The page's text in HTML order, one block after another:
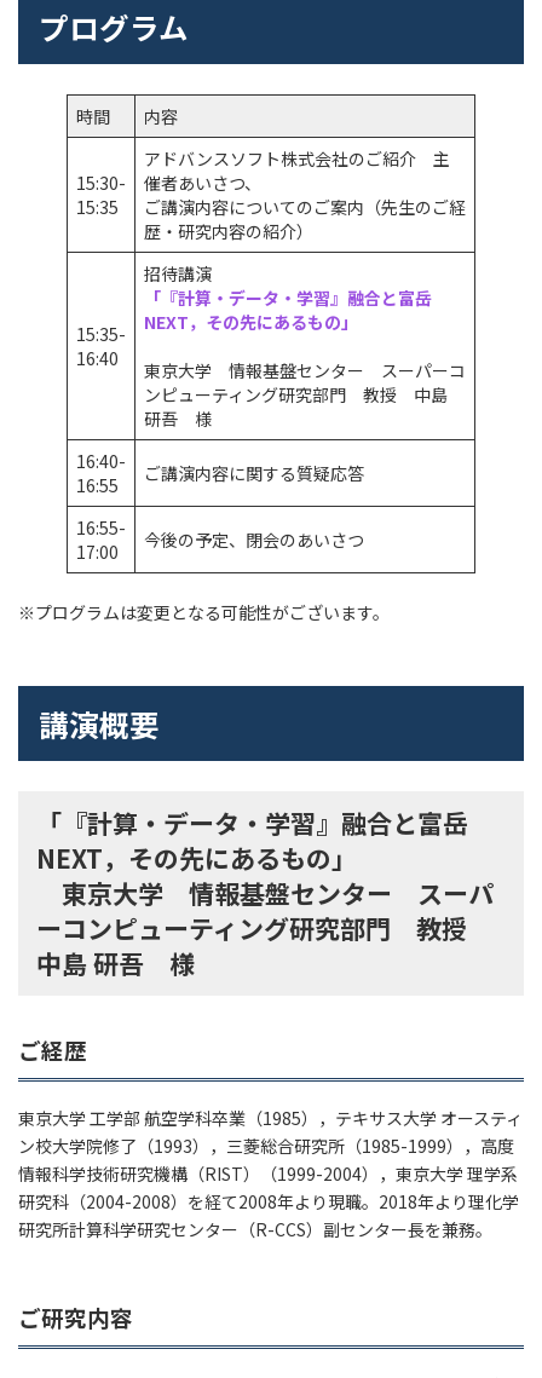
プログラム
時間 内容
15:30-
15:35
アドバンスソフト株式会社のご紹介 主
催者あいさつ、
ご講演内容についてのご案内（先生のご経
歴・研究内容の紹介）
15:35-
16:40
招待講演
「 『計算・データ・学習』融合と富岳
NEXT，その先にあるもの 」
東京大学 情報基盤センター スーパーコ
ンピューティング研究部門 教授 中島
研吾 様
16:40-
16:55
ご講演内容に関する質疑応答
16:55-
17:00
今後の予定、閉会のあいさつ
※プログラムは変更となる可能性がございます。
講演概要
「『計算・データ・学習』融合と富岳
NEXT，その先にあるもの」
東京大学 情報基盤センター スーパ
ーコンピューティング研究部門 教授
中島 研吾 様
ご経歴
東京大学 工学部 航空学科卒業（1985），テキサス大学 オースティ
ン校大学院修了（1993），三菱総合研究所（1985-1999），高度
情報科学技術研究機構（RIST）（1999-2004），東京大学 理学系
研究科（2004-2008）を経て2008年より現職。2018年より理化学
研究所計算科学研究センター（R-CCS）副センター長を兼務。
ご研究内容